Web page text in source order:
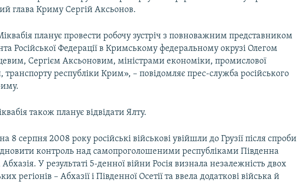
глава Криму Сергій Аксьонов.
планує провести робочу зустріч з повноважним представником
Російської Федерації в Кримському федеральному окрузі Олегом
Сергієм Аксьоновим, міністрами економіки, промислової
транспорту республіки Крим», – повідомляє прес-служба російського
також планує відвідати Ялту.
8 серпня 2008 року російські військові увійшли до Грузії після спроби
контроль над самопроголошеними республіками Південна
Абхазія. У результаті 5-денної війни Росія визнала незалежність двох
регіонів – Абхазії і Південної Осетії та ввела додаткові війська й